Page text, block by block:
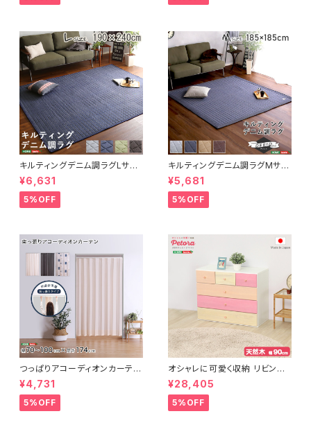
キルティングデニム調ラグLサイ
ズ(190x240cm)オールシーズ
ン、滑り止め付き、手洗い対応【D
erid-デリッド-】 DRG-L
¥6,631
5%OFF
キルティングデニム調ラグMサイ
ズ(185x185cm)オールシーズ
ン、滑り止め付き、手洗い対応【D
erid-デリッド-】 DRG-M
¥5,681
5%OFF
つっぱりアコーディオンカーテ
ン 100×174cm SH-16-TA
DC
¥4,731
5%OFF
オシャレに可愛く収納 リビング
用ローチェスト 4段 幅90cm
天然木（桐）日本製｜petora-
ペトラ- SH-08-PTR90
¥28,405
5%OFF